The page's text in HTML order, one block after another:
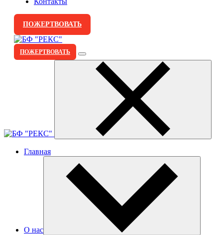
ПОЖЕРТВОВАТЬ
ПОЖЕРТВОВАТЬ
Главная
О нас